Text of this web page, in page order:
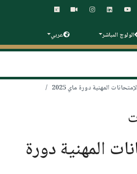
الولوج المباشر عربي
المهنية دورة ماي 2025
المهنية دورة